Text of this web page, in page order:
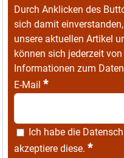
Durch Anklicken des
sich damit
unsere aktuellen Artikel
können sich jederzeit
Informationen zum
E-Mail *
Ich habe die
akzeptiere diese. *